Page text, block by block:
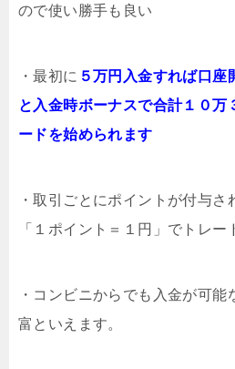
ので使い勝手も良い
・最初に ５万円入金すれば口
と入金時ボーナスで合計１０万
ードを始められます
・取引ごとにポイントが付与さ
「１ポイント＝１円」でトレー
・コンビニからでも入金が可能
富といえます。